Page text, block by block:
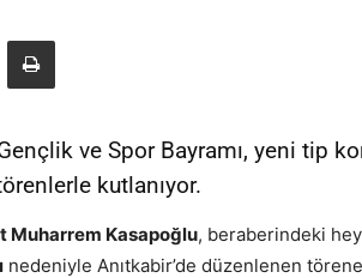
ve Spor Bayramı, yeni tip
kutlanıyor.
Muharrem Kasapoğlu, beraberindeki
nedeniyle Anıtkabir’de düzenlenen törene